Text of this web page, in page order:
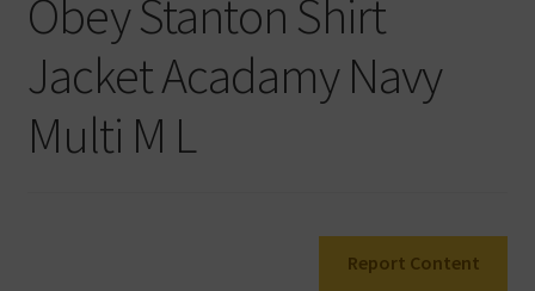
Impressum
Kasse
Mein Konto
Obey Stanton Shirt
Jacket Acadamy Navy
Multi M L
Report Content